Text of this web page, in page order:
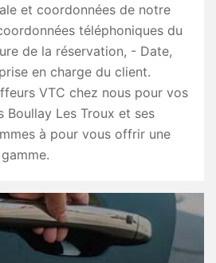
et coordonnées de notre
téléphoniques du
de la réservation, - Date,
en charge du client.
VTC chez nous pour vos
Boullay Les Troux et ses
à pour vous offrir une